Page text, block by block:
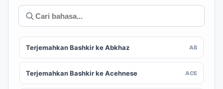
Terjemahkan Bashkir ke Abkhaz AB
Terjemahkan Bashkir ke Acehnese ACE